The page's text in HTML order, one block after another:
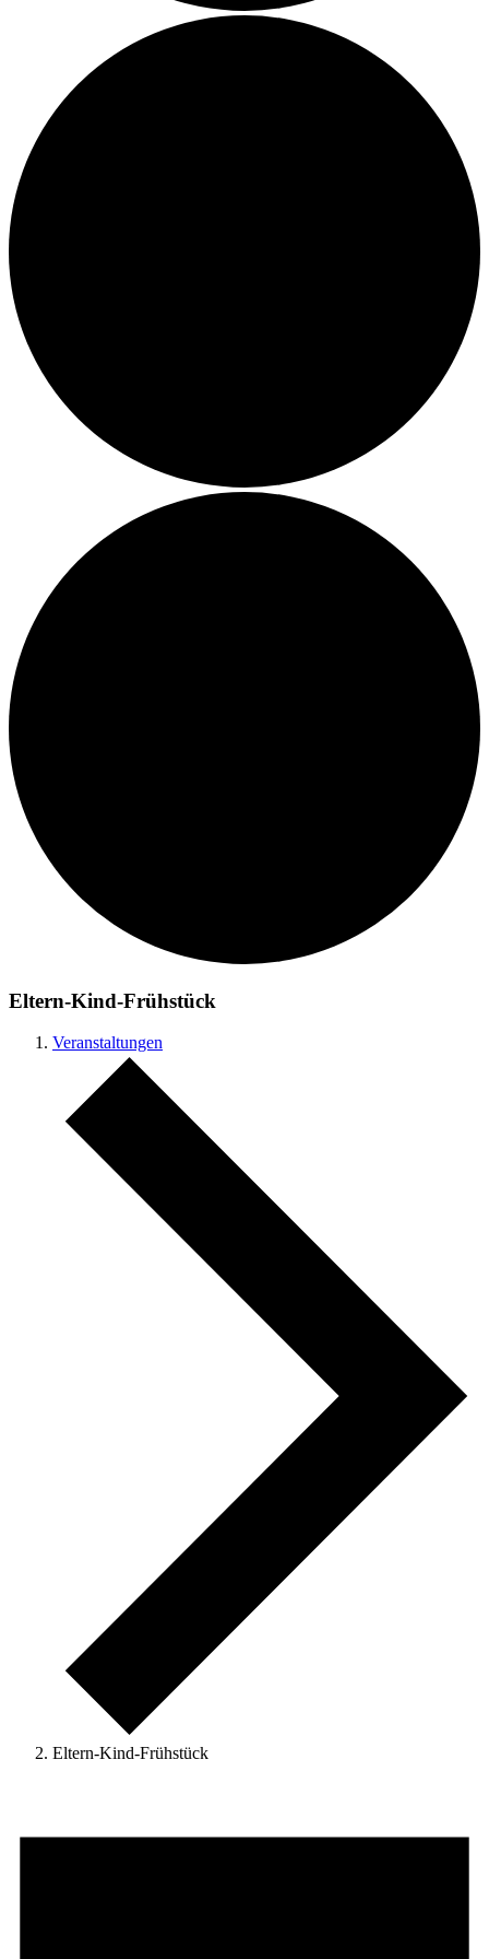
Eltern-Kind-Frühstück
Veranstaltungen
Eltern-Kind-Frühstück